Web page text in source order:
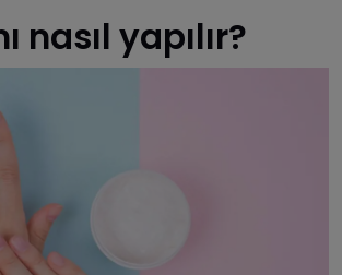
nasıl yapılır?